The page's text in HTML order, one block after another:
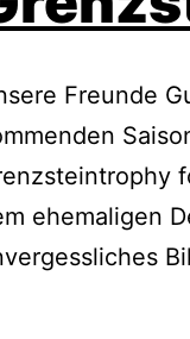
Freunde
ehemaligen